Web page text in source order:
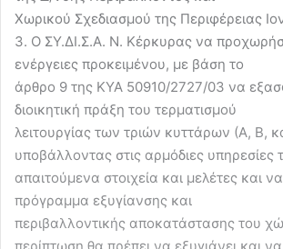
Χωρικού Σχεδιασμού της Περιφέρειας
3. Ο ΣΥ.ΔΙ.Σ.Α. Ν. Κέρκυρας να
ενέργειες προκειμένου, με βάση το
άρθρο 9 της ΚΥΑ 50910/2727/03 να
διοικητική πράξη του τερματισμού
λειτουργίας των τριών κυττάρων (Α, Β,
υποβάλλοντας στις αρμόδιες υπηρεσίες
απαιτούμενα στοιχεία και μελέτες και
πρόγραμμα εξυγίανσης και
περιβαλλοντικής αποκατάστασης του